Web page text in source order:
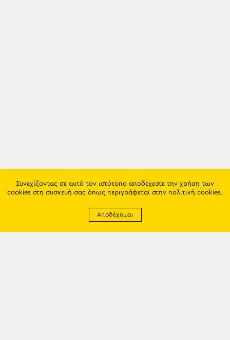
Συνεχίζοντας σε αυτό τον ιστότοπο αποδέχεστε την χρήση των
cookies στη συσκευή σας όπως περιγράφεται στην πολιτική cookies.
Αποδέχομαι